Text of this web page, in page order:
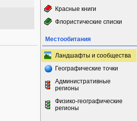
Красные книги
Флористические списки
Местообитания
Ландшафты и сообщества
Географические точки
Административные
регионы
Физико-географические
регионы